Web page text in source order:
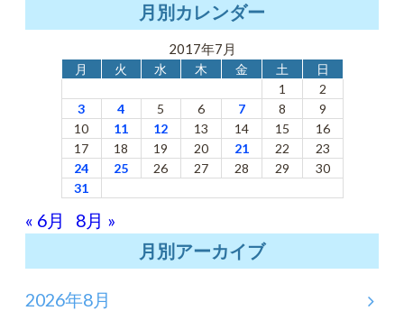
月別カレンダー
2017年7月
月 火 水 木 金 土
日
1
2
3
4 5 6 7 8
9
10
11 12 13 14 15
16
17
18 19 20 21 22
23
24
25 26 27 28 29
30
31
« 6月
8月 »
月別アーカイブ
2026年8月